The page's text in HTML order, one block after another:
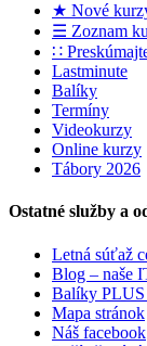
★ Nové
☰ Zoznam
∷
Lastminute
Balíky
Termíny
Videokurzy
Online kurzy
Tábory 2026
Ostatné služby a
Letná súťaž
Blog – naše
Balíky PLUS
Mapa stránok
Náš facebook